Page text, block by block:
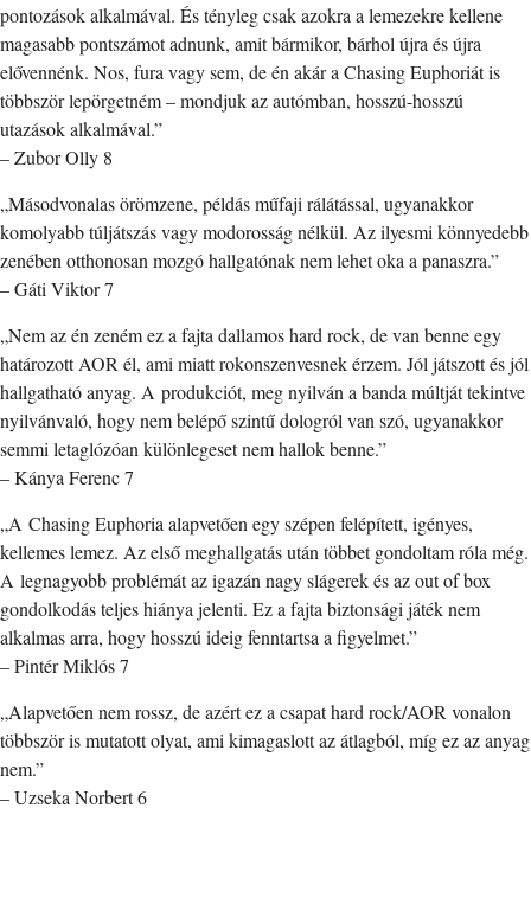
pontozások alkalmával. És tényleg csak azokra a lemezekre kellene
magasabb pontszámot adnunk, amit bármikor, bárhol újra és újra
elővennénk. Nos, fura vagy sem, de én akár a Chasing Euphoriát is
többször lepörgetném – mondjuk az autómban, hosszú-hosszú
utazások alkalmával.”
– Zubor Olly 8
„Másodvonalas örömzene, példás műfaji rálátással, ugyanakkor
komolyabb túljátszás vagy modorosság nélkül. Az ilyesmi könnyedebb
zenében otthonosan mozgó hallgató­nak nem lehet oka a panaszra.”
– Gáti Viktor 7
„Nem az én zeném ez a fajta dallamos hard rock, de van benne egy
határozott AOR él, ami miatt rokonszenvesnek érzem. Jól játszott és jól
hallgatható anyag. A produkciót, meg nyilván a banda múltját tekintve
nyilvánvaló, hogy nem belépő szintű dologról van szó, ugyanakkor
semmi letaglózóan különlegeset nem hallok benne.”
– Kánya Ferenc 7
„A Chasing Euphoria alapvetően egy szépen felépített, igényes,
kellemes lemez. Az első meghallgatás után többet gondoltam róla még.
A legnagyobb problémát az igazán nagy slágerek és az out of box
gondolkodás teljes hiánya jelenti. Ez a fajta biztonsági játék nem
alkalmas arra, hogy hosszú ideig fenntartsa a figyelmet.”
– Pintér Miklós 7
„Alapvetően nem rossz, de azért ez a csapat hard rock/AOR vonalon
többször is mutatott olyat, ami kimagaslott az átlagból, míg ez az anyag
nem.”
– Uzseka Norbert 6